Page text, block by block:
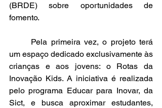
(BRDE) sobre oportunidades de
fomento.
um espaço dedicado exclusivamente às
crianças e aos jovens: o Rotas da
Inovação Kids. A iniciativa é realizada
pelo programa Educar para Inovar, da
Sict, e busca aproximar estudantes,